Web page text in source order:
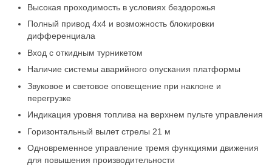
Высокая проходимость в условиях бездорожья
Полный привод 4х4 и возможность блокировки
дифференциала
Вход с откидным турникетом
Наличие системы аварийного опускания платформы
Звуковое и световое оповещение при наклоне и
перегрузке
Индикация уровня топлива на верхнем пульте управления
Горизонтальный вылет стрелы 21 м
Одновременное управление тремя функциями движения
для повышения производительности